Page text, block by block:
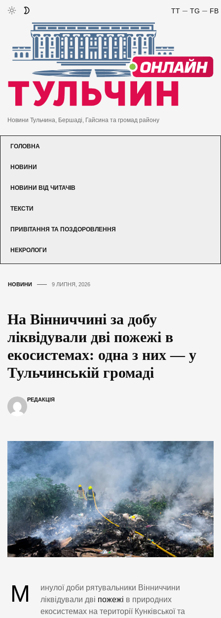
FB
TG
TT
Новини Тульчина, Бершаді, Гайсина та громад району
ГОЛОВНА
НОВИНИ
НОВИНИ ВІД ЧИТАЧІВ
ТЕКСТИ
ПРИВІТАННЯ ТА ПОЗДОРОВЛЕННЯ
НЕКРОЛОГИ
НОВИНИ 9 ЛИПНЯ, 2026
На Вінниччині за добу
ліквідували дві пожежі в
екосистемах: одна з них — у
Тульчинській громаді
РЕДАКЦІЯ
М
инулої доби рятувальники Вінниччини
ліквідували дві пожежі в природних
екосистемах на території Кунківської та